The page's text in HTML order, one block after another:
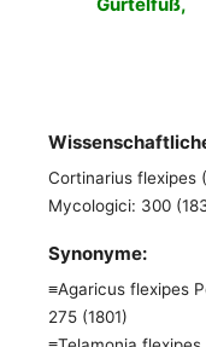
Cortinarius flexipes
Mycologici: 300
Synonyme:
≡Agaricus flexipes
275 (1801)